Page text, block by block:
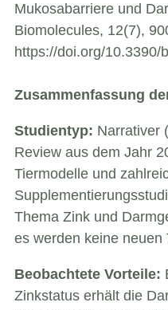
Mukosabarriere und
Biomolecules, 12(7),
https://doi.org/10.3390/
Zusammenfassung
Studientyp: Narrativer
Review aus dem Jahr
Tiermodelle und
Thema Zink und
es werden keine neuen
Beobachtete Vorteile:
Zinkstatus erhält die